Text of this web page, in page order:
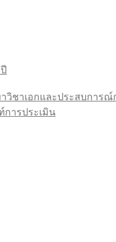
าเอกและประสบการณ์
การประเมิน